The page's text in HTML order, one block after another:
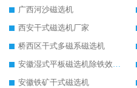
广西河沙磁选机
西安干式磁选机厂家
桥西区干式多磁系磁选机
安徽湿式平板磁选机除铁效果怎么样
安徽铁矿干式磁选机